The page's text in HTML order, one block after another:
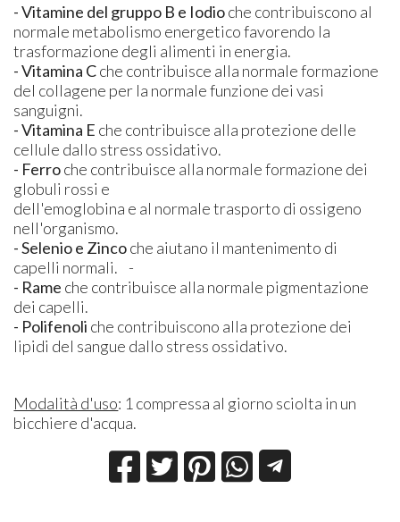
- Vitamine del gruppo B e Iodioche contribuiscono al
normale metabolismo energetico favorendo la
trasformazione degli alimenti in energia.
- Vitamina Cche contribuisce alla normale formazione
del collagene per la normale funzione dei vasi
sanguigni.
- Vitamina E che contribuisce alla protezione delle
cellule dallo stress ossidativo.
- Ferroche contribuisce alla normale formazione dei
globuli rossi e
dell'emoglobina e al normale trasporto di ossigeno
nell'organismo.
- Selenio e Zincoche aiutano il mantenimento di
capelli normali. -
- Rame che contribuisce alla normale pigmentazione
dei capelli.
- Polifenoli che contribuiscono alla protezione dei
lipidi del sangue dallo stress ossidativo.
Modalità d'uso: 1 compressa al giorno sciolta in un
bicchiere d'acqua.